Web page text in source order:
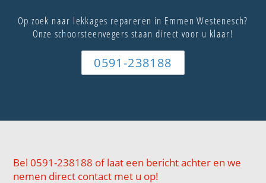
Op zoek naar lekkages repareren in Emmen Westenesch?
Onze schoorsteenvegers staan direct voor u klaar!
0591-238188
Bel 0591-238188 of laat een bericht achter en we
nemen direct contact met u op!